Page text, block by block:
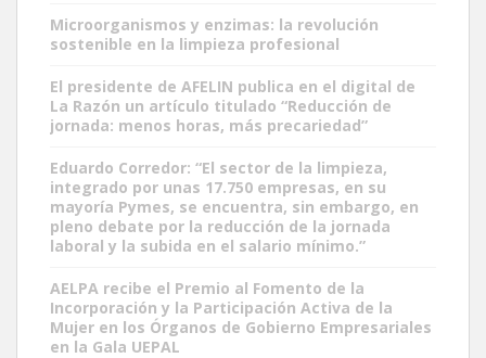
Microorganismos y enzimas: la revolución
sostenible en la limpieza profesional
El presidente de AFELIN publica en el digital de
La Razón un artículo titulado “Reducción de
jornada: menos horas, más precariedad”
Eduardo Corredor: “El sector de la limpieza,
integrado por unas 17.750 empresas, en su
mayoría Pymes, se encuentra, sin embargo, en
pleno debate por la reducción de la jornada
laboral y la subida en el salario mínimo.”
AELPA recibe el Premio al Fomento de la
Incorporación y la Participación Activa de la
Mujer en los Órganos de Gobierno Empresariales
en la Gala UEPAL